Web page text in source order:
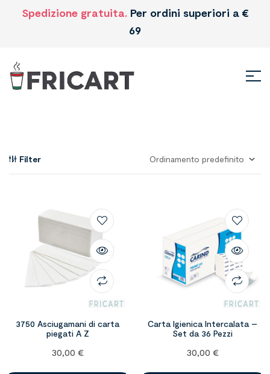
Spedizione gratuita. Per ordini superiori a €
69
Filter
3750 Asciugamani di carta
piegati A Z
30,00 €
Carta Igienica Intercalata –
Set da 36 Pezzi
30,00 €